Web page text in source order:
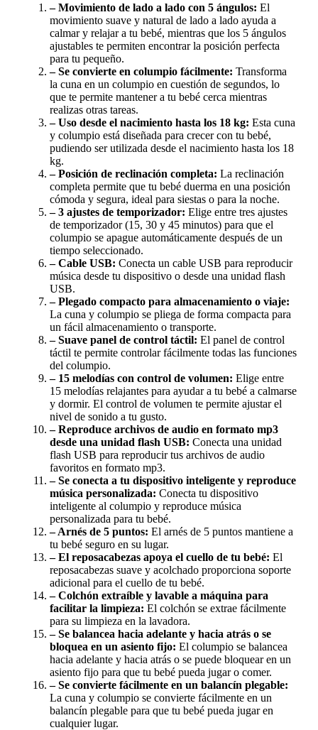
– Movimiento de lado a lado con 5 ángulos: El
movimiento suave y natural de lado a lado ayuda a
calmar y relajar a tu bebé, mientras que los 5 ángulos
ajustables te permiten encontrar la posición perfecta
para tu pequeño.
– Se convierte en columpio fácilmente: Transforma
la cuna en un columpio en cuestión de segundos, lo
que te permite mantener a tu bebé cerca mientras
realizas otras tareas.
– Uso desde el nacimiento hasta los 18 kg: Esta cuna
y columpio está diseñada para crecer con tu bebé,
pudiendo ser utilizada desde el nacimiento hasta los 18
kg.
– Posición de reclinación completa: La reclinación
completa permite que tu bebé duerma en una posición
cómoda y segura, ideal para siestas o para la noche.
– 3 ajustes de temporizador: Elige entre tres ajustes
de temporizador (15, 30 y 45 minutos) para que el
columpio se apague automáticamente después de un
tiempo seleccionado.
– Cable USB: Conecta un cable USB para reproducir
música desde tu dispositivo o desde una unidad flash
USB.
– Plegado compacto para almacenamiento o viaje:
La cuna y columpio se pliega de forma compacta para
un fácil almacenamiento o transporte.
– Suave panel de control táctil: El panel de control
táctil te permite controlar fácilmente todas las funciones
del columpio.
– 15 melodías con control de volumen: Elige entre
15 melodías relajantes para ayudar a tu bebé a calmarse
y dormir. El control de volumen te permite ajustar el
nivel de sonido a tu gusto.
– Reproduce archivos de audio en formato mp3
desde una unidad flash USB: Conecta una unidad
flash USB para reproducir tus archivos de audio
favoritos en formato mp3.
– Se conecta a tu dispositivo inteligente y reproduce
música personalizada: Conecta tu dispositivo
inteligente al columpio y reproduce música
personalizada para tu bebé.
– Arnés de 5 puntos: El arnés de 5 puntos mantiene a
tu bebé seguro en su lugar.
– El reposacabezas apoya el cuello de tu bebé: El
reposacabezas suave y acolchado proporciona soporte
adicional para el cuello de tu bebé.
– Colchón extraíble y lavable a máquina para
facilitar la limpieza: El colchón se extrae fácilmente
para su limpieza en la lavadora.
– Se balancea hacia adelante y hacia atrás o se
bloquea en un asiento fijo: El columpio se balancea
hacia adelante y hacia atrás o se puede bloquear en un
asiento fijo para que tu bebé pueda jugar o comer.
– Se convierte fácilmente en un balancín plegable:
La cuna y columpio se convierte fácilmente en un
balancín plegable para que tu bebé pueda jugar en
cualquier lugar.